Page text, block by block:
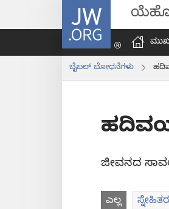
JW.ORG
ಬೈಬಲ್‌ ಬೋಧನೆಗಳು
ಜೀವನದ
ಎಲ್ಲ